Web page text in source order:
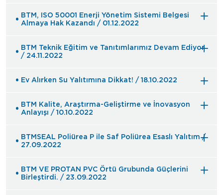
BTM, ISO 50001 Enerji Yönetim Sistemi Belgesi
Almaya Hak Kazandı / 01.12.2022
BTM Teknik Eğitim ve Tanıtımlarımız Devam Ediyor
/ 24.11.2022
Ev Alırken Su Yalıtımına Dikkat! / 18.10.2022
BTM Kalite, Araştırma-Geliştirme ve İnovasyon
Anlayışı / 10.10.2022
BTMSEAL Poliürea P ile Saf Poliürea Esaslı Yalıtım /
27.09.2022
BTM VE PROTAN PVC Örtü Grubunda Güçlerini
Birleştirdi. / 23.09.2022